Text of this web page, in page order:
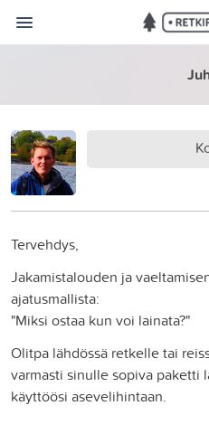
Tervehdys,
Jakamistalouden ja
ajatusmallista:
"Miksi ostaa kun voi lainata?"
Olitpa lähdössä retkelle tai
varmasti sinulle sopiva paketti
käyttöösi asevelihintaan.